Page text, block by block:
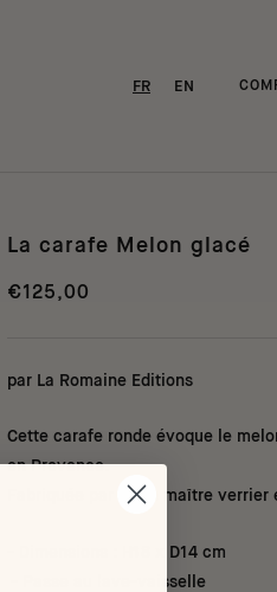
FR EN
La carafe Melon glacé
€125,00
par La Romaine Editions
Cette carafe ronde évoque le
en Provence.
Fabriquée par notre maître verrier
- Dimensions : H18 x D14 cm
- Passe au lave-vaisselle